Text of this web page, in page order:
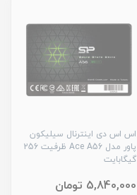
اس اس دی اینترنال سیلیکون
پاور مدل Ace A56 ظرفیت 256
گیگابایت
5,840,000 تومان